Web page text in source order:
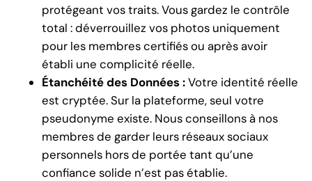
protégeant vos traits. Vous gardez le contrôle
total : déverrouillez vos photos uniquement
pour les membres certifiés ou après avoir
établi une complicité réelle.
Étanchéité des Données :Votre identité réelle
est cryptée. Sur la plateforme, seul votre
pseudonyme existe. Nous conseillons à nos
membres de garder leurs réseaux sociaux
personnels hors de portée tant qu’une
confiance solide n’est pas établie.